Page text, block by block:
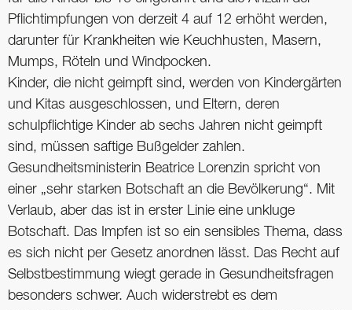
Pflichtimpfungen von derzeit 4 auf 12 erhöht werden,
darunter für Krankheiten wie Keuchhusten, Masern,
Mumps, Röteln und Windpocken.
Kinder, die nicht geimpft sind, werden von Kindergärten
und Kitas ausgeschlossen, und Eltern, deren
schulpflichtige Kinder ab sechs Jahren nicht geimpft
sind, müssen saftige Bußgelder zahlen.
Gesundheitsministerin Beatrice Lorenzin spricht von
einer „sehr starken Botschaft an die Bevölkerung“. Mit
Verlaub, aber das ist in erster Linie eine unkluge
Botschaft. Das Impfen ist so ein sensibles Thema, dass
es sich nicht per Gesetz anordnen lässt. Das Recht auf
Selbstbestimmung wiegt gerade in Gesundheitsfragen
besonders schwer. Auch widerstrebt es dem